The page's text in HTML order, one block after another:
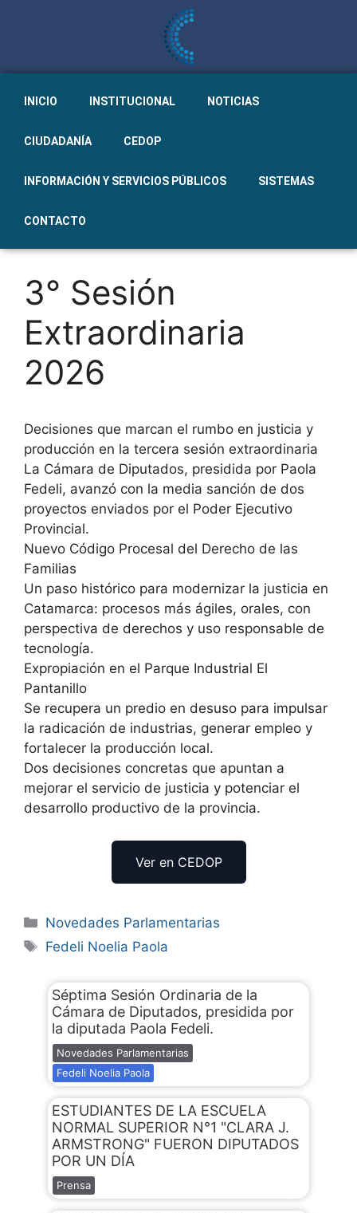
INICIO INSTITUCIONAL NOTICIAS
CIUDADANÍA CEDOP
INFORMACIÓN Y SERVICIOS PÚBLICOS SISTEMAS
CONTACTO
3° Sesión
Extraordinaria
2026
Decisiones que marcan el rumbo en justicia y
producción en la tercera sesión extraordinaria
La Cámara de Diputados, presidida por Paola
Fedeli, avanzó con la media sanción de dos
proyectos enviados por el Poder Ejecutivo
Provincial.
Nuevo Código Procesal del Derecho de las
Familias
Un paso histórico para modernizar la justicia en
Catamarca: procesos más ágiles, orales, con
perspectiva de derechos y uso responsable de
tecnología.
Expropiación en el Parque Industrial El
Pantanillo
Se recupera un predio en desuso para impulsar
la radicación de industrias, generar empleo y
fortalecer la producción local.
Dos decisiones concretas que apuntan a
mejorar el servicio de justicia y potenciar el
desarrollo productivo de la provincia.
Ver en CEDOP
Novedades Parlamentarias
Fedeli Noelia Paola
Séptima Sesión Ordinaria de la
Cámara de Diputados, presidida por
la diputada Paola Fedeli.
Novedades Parlamentarias
Fedeli Noelia Paola
ESTUDIANTES DE LA ESCUELA
NORMAL SUPERIOR N°1 "CLARA J.
ARMSTRONG" FUERON DIPUTADOS
POR UN DÍA
Prensa